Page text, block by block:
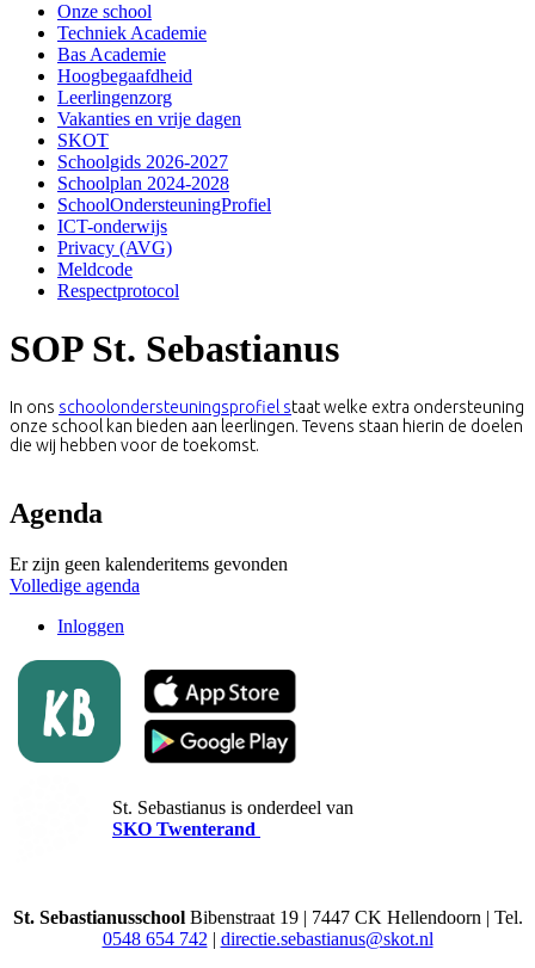
Onze school
Techniek Academie
Bas Academie
Hoogbegaafdheid
Leerlingenzorg
Vakanties en vrije dagen
SKOT
Schoolgids 2026-2027
Schoolplan 2024-2028
SchoolOndersteuningProfiel
ICT-onderwijs
Privacy (AVG)
Meldcode
Respectprotocol
SOP St. Sebastianus
In ons schoolondersteuningsprofiel staat welke extra ondersteuning
onze school kan bieden aan leerlingen. Tevens staan hierin de doelen
die wij hebben voor de toekomst.
Agenda
Er zijn geen kalenderitems gevonden
Volledige agenda
Inloggen
St. Sebastianus is onderdeel van
SKO Twenterand
St. Sebastianusschool Bibenstraat 19 | 7447 CK Hellendoorn | Tel.
0548 654 742 | directie.sebastianus@skot.nl